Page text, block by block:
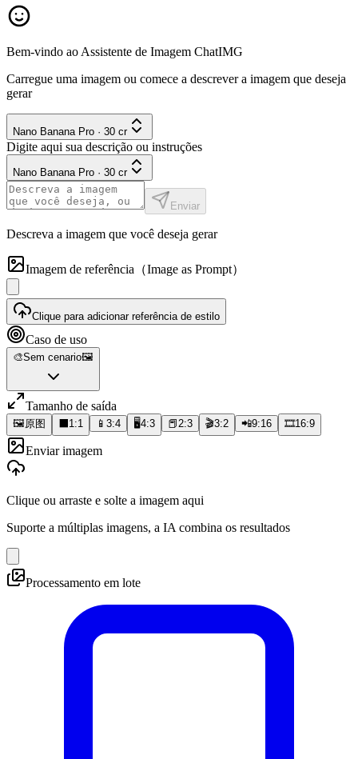
Bem-vindo ao Assistente de Imagem ChatIMG
Carregue uma imagem ou comece a descrever a imagem que deseja
gerar
Nano Banana Pro · 30 cr
Digite aqui sua descrição ou instruções
Nano Banana Pro · 30 cr
Enviar
Descreva a imagem que você deseja gerar
Imagem de referência （Image as Prompt）
Clique para adicionar referência de estilo
Caso de uso
🎨Sem cenario🖼️
Tamanho de saída
🖼️原图 1:1 📱 3:4 🖥️4:3 📕2:3 🎬3:2 📲9:16 🎞️16:9
Enviar imagem
Clique ou arraste e solte a imagem aqui
Suporte a múltiplas imagens, a IA combina os resultados
Processamento em lote